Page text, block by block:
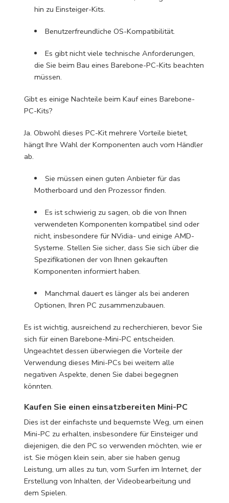
hin zu Einsteiger-Kits.
Benutzerfreundliche OS-Kompatibilität.
Es gibt nicht viele technische Anforderungen,
die Sie beim Bau eines Barebone-PC-Kits beachten
müssen.
Gibt es einige Nachteile beim Kauf eines Barebone-
PC-Kits?
Ja. Obwohl dieses PC-Kit mehrere Vorteile bietet,
hängt Ihre Wahl der Komponenten auch vom Händler
ab.
Sie müssen einen guten Anbieter für das
Motherboard und den Prozessor finden.
Es ist schwierig zu sagen, ob die von Ihnen
verwendeten Komponenten kompatibel sind oder
nicht, insbesondere für NVidia- und einige AMD-
Systeme. Stellen Sie sicher, dass Sie sich über die
Spezifikationen der von Ihnen gekauften
Komponenten informiert haben.
Manchmal dauert es länger als bei anderen
Optionen, Ihren PC zusammenzubauen.
Es ist wichtig, ausreichend zu recherchieren, bevor Sie
sich für einen Barebone-Mini-PC entscheiden.
Ungeachtet dessen überwiegen die Vorteile der
Verwendung dieses Mini-PCs bei weitem alle
negativen Aspekte, denen Sie dabei begegnen
könnten.
Kaufen Sie einen einsatzbereiten Mini-PC
Dies ist der einfachste und bequemste Weg, um einen
Mini-PC zu erhalten, insbesondere für Einsteiger und
diejenigen, die den PC so verwenden möchten, wie er
ist. Sie mögen klein sein, aber sie haben genug
Leistung, um alles zu tun, vom Surfen im Internet, der
Erstellung von Inhalten, der Videobearbeitung und
dem Spielen.